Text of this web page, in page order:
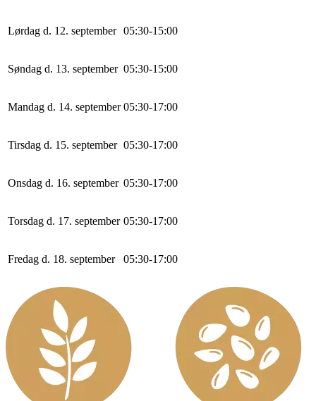
Lørdag d. 12. september 05:30-15:00
Søndag d. 13. september 05:30-15:00
Mandag d. 14. september 05:30-17:00
Tirsdag d. 15. september 05:30-17:00
Onsdag d. 16. september 05:30-17:00
Torsdag d. 17. september 05:30-17:00
Fredag d. 18. september 05:30-17:00